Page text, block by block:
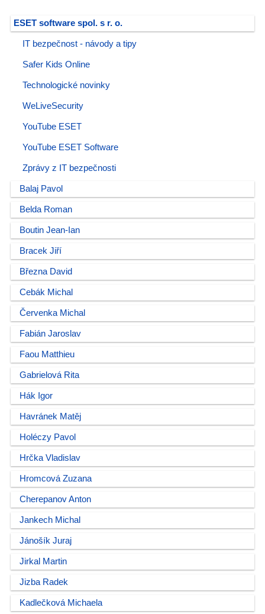
ESET software spol. s r. o.
IT bezpečnost - návody a tipy
Safer Kids Online
Technologické novinky
WeLiveSecurity
YouTube ESET
YouTube ESET Software
Zprávy z IT bezpečnosti
Balaj Pavol
Belda Roman
Boutin Jean-Ian
Bracek Jiří
Března David
Cebák Michal
Červenka Michal
Fabián Jaroslav
Faou Matthieu
Gabrielová Rita
Hák Igor
Havránek Matěj
Holéczy Pavol
Hrčka Vladislav
Hromcová Zuzana
Cherepanov Anton
Jankech Michal
Jánošík Juraj
Jirkal Martin
Jizba Radek
Kadlečková Michaela